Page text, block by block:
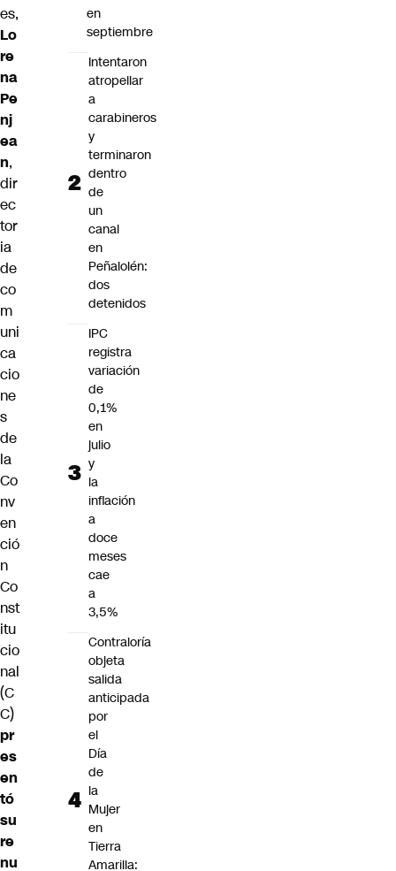
es,
Lo
re
na
Pe
nj
ea
n,
dir
ec
tor
ia
de
co
m
uni
ca
cio
ne
s
de
la
Co
nv
en
ció
n
Co
nst
itu
cio
nal
(C
C)
pr
es
en
tó
su
re
nu
en
septiembre
Intentaron
atropellar
a
carabineros
y
terminaron
dentro
de
un
canal
en
Peñalolén:
dos
detenidos
IPC
registra
variación
de
0,1%
en
julio
y
la
inflación
a
doce
meses
cae
a
3,5%
Contraloría
objeta
salida
anticipada
por
el
Día
de
la
Mujer
en
Tierra
Amarilla: